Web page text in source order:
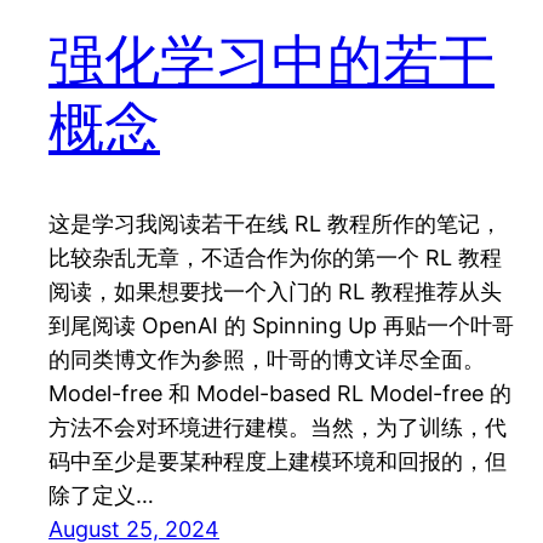
强化学习中的若干
概念
这是学习我阅读若干在线 RL 教程所作的笔记，
比较杂乱无章，不适合作为你的第一个 RL 教程
阅读，如果想要找一个入门的 RL 教程推荐从头
到尾阅读 OpenAI 的 Spinning Up 再贴一个叶哥
的同类博文作为参照，叶哥的博文详尽全面。
Model-free 和 Model-based RL Model-free 的
方法不会对环境进行建模。当然，为了训练，代
码中至少是要某种程度上建模环境和回报的，但
除了定义…
August 25, 2024